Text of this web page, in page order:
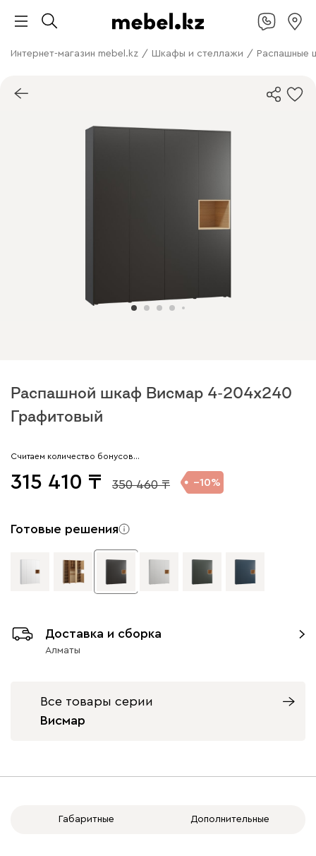
Интернет-магазин mebel.kz / Шкафы и стеллажи / Распашные
Распашной шкаф Висмар 4-204x240
Графитовый
Считаем количество бонусов…
315 410 350 460 10
Готовые решения
Доставка и сборка
Алматы
Все товары серии
Висмар
Габаритные Дополнительные